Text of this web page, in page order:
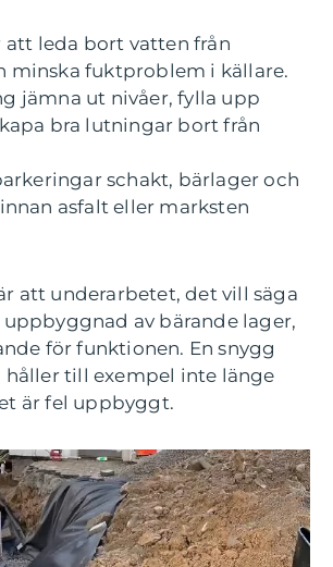
att leda bort vatten från
minska fuktproblem i källare.
jämna ut nivåer, fylla upp
bra lutningar bort från
schakt, bärlager och
asfalt eller marksten
att underarbetet, det vill säga
av bärande lager,
för funktionen. En snygg
till exempel inte länge
är fel uppbyggt.